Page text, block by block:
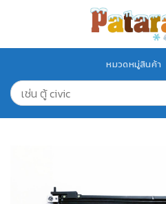
หมวดหมู่สินค้า